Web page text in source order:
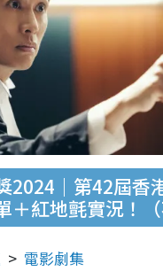
2024｜第42屆香
＋紅地氈實況！（
電影劇集